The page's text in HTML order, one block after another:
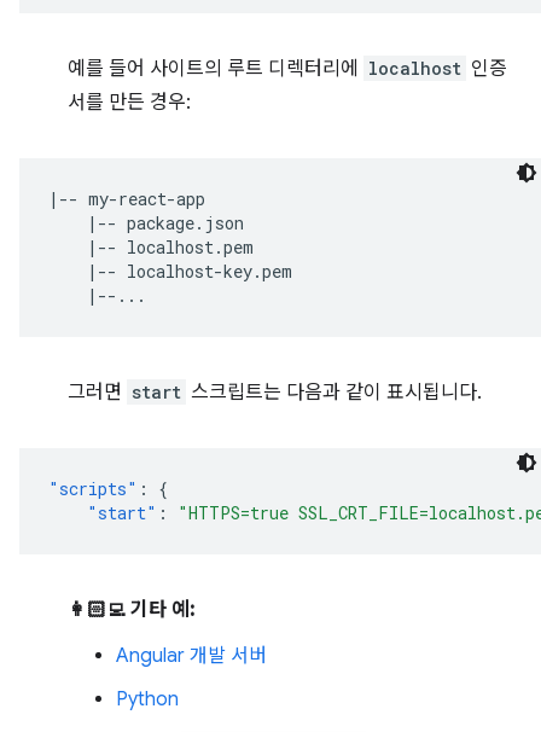
예를 들어 사이트의 루트 디렉터리에 localhost 인증
서를 만든 경우:
|-- my-react-app
    |-- package.json
    |-- localhost.pem
    |-- localhost-key.pem
그러면 start 스크립트는 다음과 같이 표시됩니다.
"scripts" :
{
"start" : "HTTPS=true
👩🏻‍💻 기타 예:
Angular 개발 서버
Python